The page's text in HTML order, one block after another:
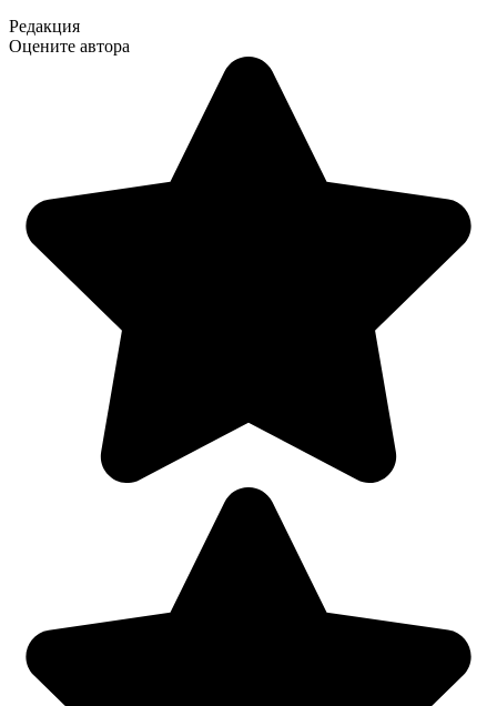
Редакция
Оцените автора